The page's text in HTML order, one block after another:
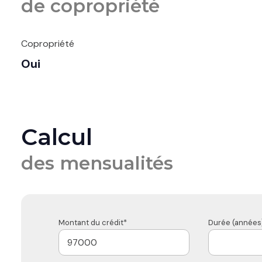
de copropriété
Copropriété
Oui
Calcul
des mensualités
Montant du crédit* Durée